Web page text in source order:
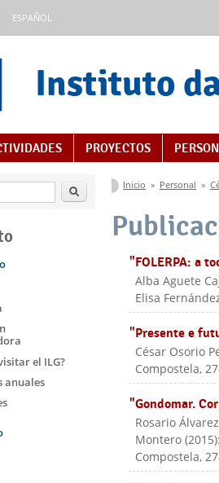
ESPAÑOL
Instituto
contenidosPROYECTOS
Se
Inicio » Personal »
"FOLERPA: a
Alba Aguete
Elisa
"Presente e
César Osorio
Compostela,
"Gondomar.
Rosario
Montero (2015):
Compostela,
Buscar
el ILG?
anuales